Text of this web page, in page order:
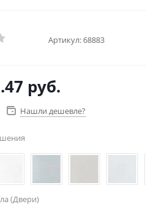
Артикул:68883
руб.
Нашли дешевле?
(Двери)